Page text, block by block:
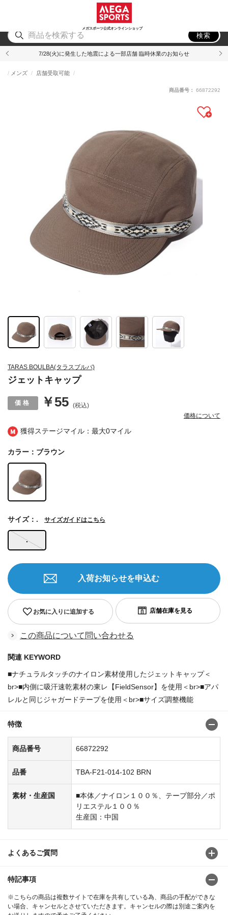
メガスポーツ公式オンラインショップ
アウトドア
検索
7/28(火)に発生した地震による一部店舗 臨時休業のお知らせ
獲得ステージマイル：最大0マイル
TARAS BOULBA(タラスブルバ)
ジェットキャップ
メンズ 店舗受取可能
￥55 (税込)
価格について
商品番号： 66872292
カラー：ブラウン
.
サイズ：. サイズガイドはこちら
お気に入りに追加する
入荷お知らせを申込む
この商品について問い合わせる
関連 KEYWORD
■ナチュラルタッチのナイロン素材使用したジェットキャップ＜
br>■内側に吸汗速乾素材の東レ【FieldSensor】を使用＜br>■アパ
レルと同じジャガードテープを使用＜br>■サイズ調整機能
特徴
商品番号 66872292
品番 TBA-F21-014-102 BRN
素材・生産国
■本体／ナイロン１００％、テープ部分／ポ
リエステル１００％
生産国：中国
よくあるご質問
特記事項
※こちらの商品は複数サイトで在庫を共有している為、商品の手配ができな
い場合、キャンセルとさせていただきます。キャンセルの際は別途ご案内を